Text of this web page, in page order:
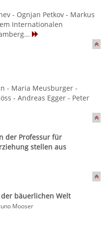
- Ognjan Petkov - Markus
Internationalen
- Maria Meusburger -
- Andreas Egger - Peter
der Professur für
stellen aus
bäuerlichen Welt
Mooser